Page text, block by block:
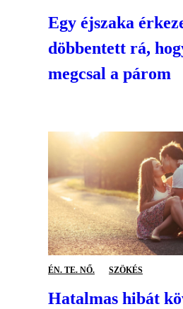
Egy éjszaka
döbbentett rá,
megcsal a párom
ÉN. TE. NŐ. SZÖKÉS
Hatalmas hibát